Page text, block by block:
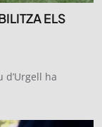
ELS
d’Urgell ha